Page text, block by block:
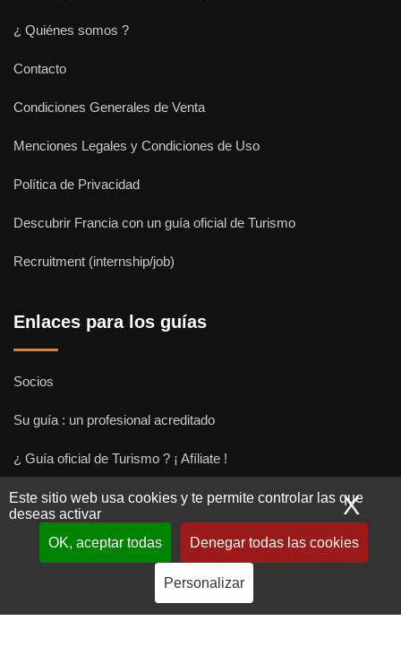
Este sitio web usa cookies y te permite controlar las que
deseas activar
OK, aceptar todas
Denegar todas las cookies
Personalizar
X
¿ Quiénes somos ?
Contacto
Condiciones Generales de Venta
Menciones Legales y Condiciones de Uso
Política de Privacidad
Descubrir Francia con un guía oficial de Turismo
Recruitment (internship/job)
Enlaces para los guías
Socios
Su guía : un profesional acreditado
¿ Guía oficial de Turismo ? ¡ Afíliate !
Subir una visita y empezar a trabajar !